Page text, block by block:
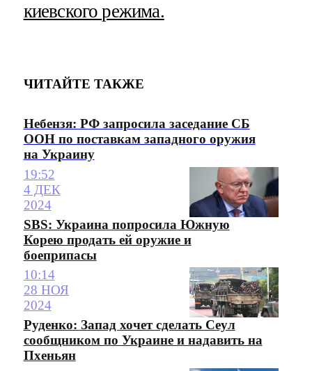
киевского режима.
ЧИТАЙТЕ ТАКЖЕ
Небензя: РФ запросила заседание СБ
ООН по поставкам западного оружия
на Украину
19:52
4 ДЕК
2024
SBS: Украина попросила Южную
Корею продать ей оружие и
боеприпасы
10:14
28 НОЯ
2024
Руденко: Запад хочет сделать Сеул
сообщником по Украине и надавить на
Пхеньян